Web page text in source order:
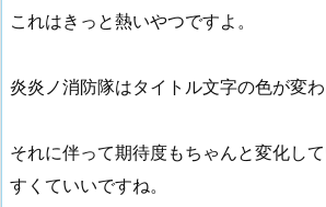
これはきっと熱いやつですよ。
炎炎ノ消防隊はタイトル文字の色が変
それに伴って期待度もちゃんと変化し
すくていいですね。